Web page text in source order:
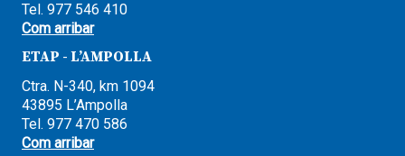
Tel. 977 546 410
Com arribar
ETAP - L’AMPOLLA
Ctra. N-340, km 1094
43895 L’Ampolla
Tel. 977 470 586
Com arribar